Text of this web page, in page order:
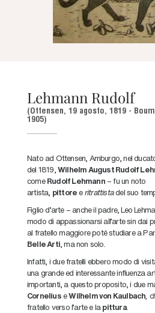
Lehmann Rudolf
(Ottensen, 19 agosto, 1819 -
1905)
Nato ad Ottensen, Amburgo, nel
del 1819,Wilhelm August Rudolf
comeRudolf Lehmann– fu un noto
artista, pittoreeritrattistadel suo
Figlio d’arte – anche il padre, Leo
modo di appassionarsi all’arte sin dai
al fratello maggiore poté studiare a
Belle Arti, ma non solo.
Infatti, i due fratelli ebbero modo di
una grande ed interessante influenza
importanti, a questo proposito, i due
CorneliuseWilhelm von Kaulbach
fratello verso l’arte e la pittura.